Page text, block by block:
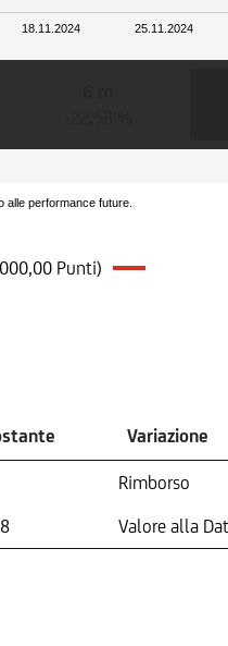
18.11.2024 25.11.2024
alle performance future.
Punti)
Variazione
Rimborso
Valore alla